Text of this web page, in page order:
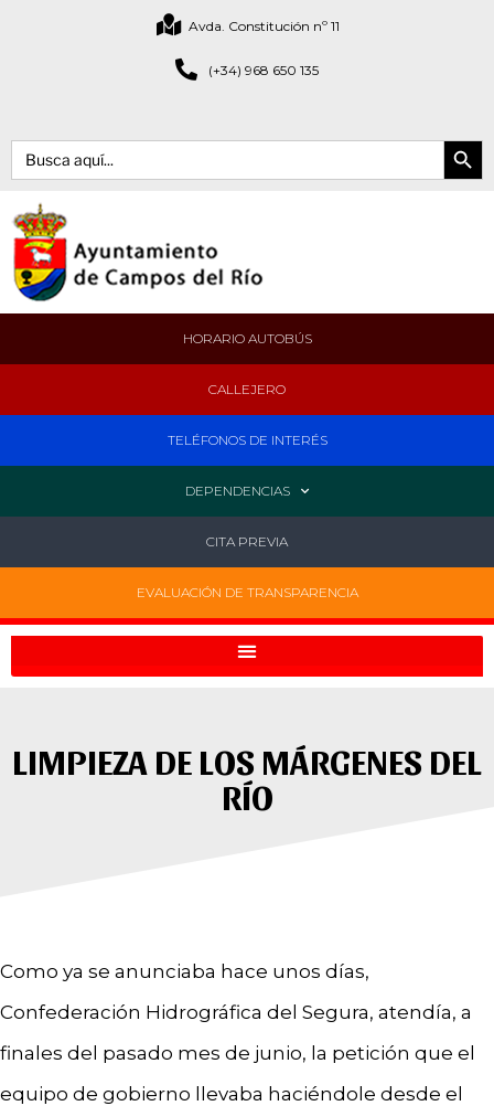
Avda. Constitución nº 11
(+34) 968 650 135
Buscar: Botón de
HORARIO AUTOBÚS
CALLEJERO
TELÉFONOS DE INTERÉS
DEPENDENCIAS
CITA PREVIA
EVALUACIÓN DE TRANSPARENCIA
LIMPIEZA DE LOS MÁRGENES DEL
RÍO
Como ya se anunciaba hace unos días,
Confederación Hidrográfica del Segura, atendía, a
finales del pasado mes de junio, la petición que el
equipo de gobierno llevaba haciéndole desde el